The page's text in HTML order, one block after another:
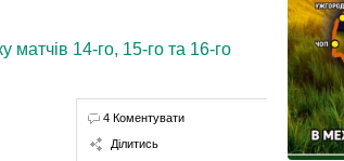
матчів 14-го, 15-го та 16-го
4 Коментувати
Ділитись